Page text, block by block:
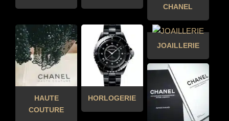
CHANEL
HAUTE
COUTURE
HORLOGERIE
JOAILLERIE